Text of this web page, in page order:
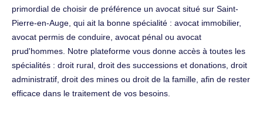
primordial de choisir de préférence un avocat situé sur Saint-
Pierre-en-Auge, qui ait la bonne spécialité : avocat immobilier,
avocat permis de conduire, avocat pénal ou avocat
prud'hommes. Notre plateforme vous donne accès à toutes les
spécialités : droit rural, droit des successions et donations, droit
administratif, droit des mines ou droit de la famille, afin de rester
efficace dans le traitement de vos besoins.